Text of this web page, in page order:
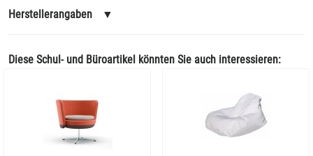
Herstellerangaben ▼
Diese Schul- und Büroartikel könnten Sie auch interessieren: